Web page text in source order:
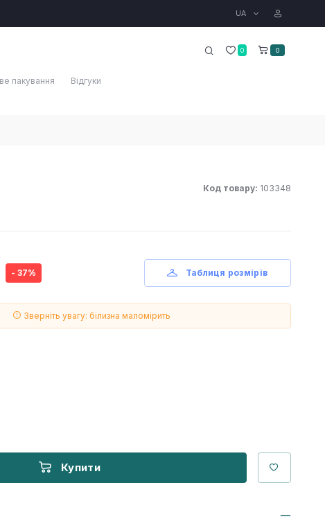
UA
0 0
пакування Відгуки
Код товару: 103348
- 37% Таблиця розмірів
Зверніть увагу: білизна маломірить
Купити